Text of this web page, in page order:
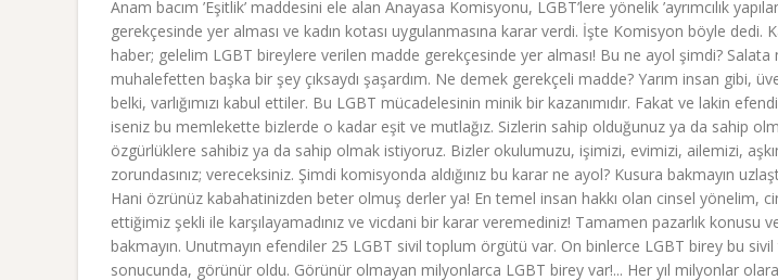
Anam bacım ’Eşitlik’ maddesini ele alan Anayasa Komisyonu, LGBT’lere yönelik ’ayrımcılık
gerekçesinde yer alması ve kadın kotası uygulanmasına karar verdi. İşte Komisyon böyle dedi.
haber; gelelim LGBT bireylere verilen madde gerekçesinde yer alması! Bu ne ayol şimdi?
muhalefetten başka bir şey çıksaydı şaşardım. Ne demek gerekçeli madde? Yarım insan gibi,
belki, varlığımızı kabul ettiler. Bu LGBT mücadelesinin minik bir kazanımıdır. Fakat ve lakin
iseniz bu memlekette bizlerde o kadar eşit ve mutlağız. Sizlerin sahip olduğunuz ya da sahip
özgürlüklere sahibiz ya da sahip olmak istiyoruz. Bizler okulumuzu, işimizi, evimizi, ailemizi,
zorundasınız; vereceksiniz. Şimdi komisyonda aldığınız bu karar ne ayol? Kusura bakmayın
Hani özrünüz kabahatinizden beter olmuş derler ya! En temel insan hakkı olan cinsel yönelim,
ettiğimiz şekli ile karşılayamadınız ve vicdani bir karar veremediniz! Tamamen pazarlık konusu
bakmayın. Unutmayın efendiler 25 LGBT sivil toplum örgütü var. On binlerce LGBT birey bu
sonucunda, görünür oldu. Görünür olmayan milyonlarca LGBT birey var!... Her yıl milyonlar